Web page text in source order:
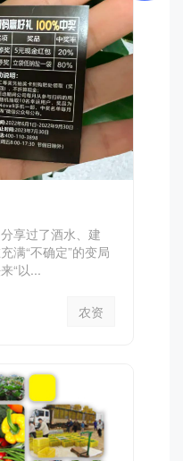
享过了酒水、建
满“不确定”的变局
“以...
农资